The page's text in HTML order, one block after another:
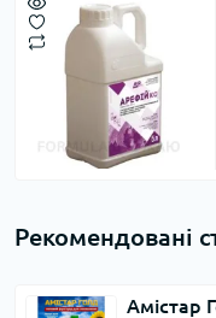
Рекомендовані
Амістар